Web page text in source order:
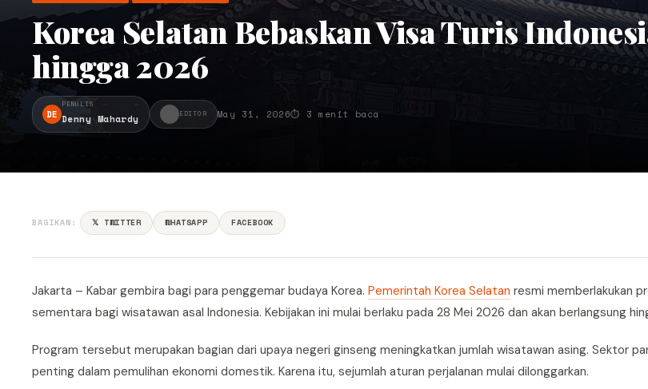
Korea Selatan Bebaskan Visa Turis
hingga 2026
DE
PENULIS
Denny Mahardy EDITOR May 31, 2026⏱ 3 menit baca
BAGIKAN: 𝕏 TWITTER WHATSAPP FACEBOOK
Jakarta – Kabar gembira bagi para penggemar budaya Korea. Pemerintah Korea Selatan resmi memberlakukan
sementara bagi wisatawan asal Indonesia. Kebijakan ini mulai berlaku pada 28 Mei 2026 dan akan berlangsung
Program tersebut merupakan bagian dari upaya negeri ginseng meningkatkan jumlah wisatawan asing. Sektor
penting dalam pemulihan ekonomi domestik. Karena itu, sejumlah aturan perjalanan mulai dilonggarkan.